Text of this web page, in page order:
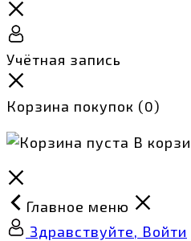
Учётная запись
Корзина покупок (0)
В
Главное меню
Здравствуйте, Войти